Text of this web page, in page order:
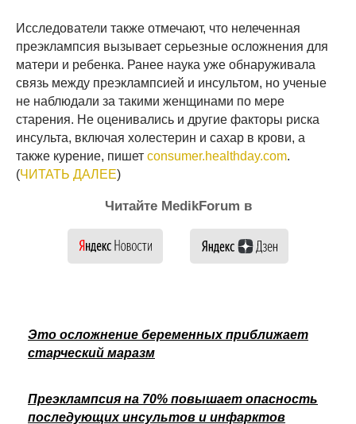
Исследователи также отмечают, что нелеченная
преэклампсия вызывает серьезные осложнения для
матери и ребенка. Ранее наука уже обнаруживала
связь между преэклампсией и инсультом, но ученые
не наблюдали за такими женщинами по мере
старения. Не оценивались и другие факторы риска
инсульта, включая холестерин и сахар в крови, а
также курение, пишет consumer.healthday.com.
(ЧИТАТЬ ДАЛЕЕ)
Читайте MedikForum в
Это осложнение беременных приближает
старческий маразм
Преэклампсия на 70% повышает опасность
последующих инсультов и инфарктов